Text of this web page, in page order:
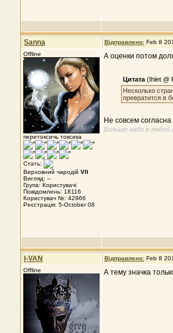
Sanna Відправлено: Feb 8
Offline
перетоксичь токсика
Стать:
Верховний чародій VII
Вигляд: --
Група: Користувачі
Повідомлень: 18116
Користувач №: 42966
Реєстрація: 5-October 08
А оценки потом
Цитата (Ihlet @
Несколько
превратится в
Не совсем
Больше надо в людей
I-VAN Відправлено: Feb 8
Offline
А тему значка